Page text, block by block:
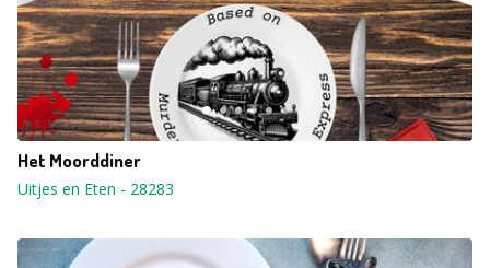
Het Moorddiner
Uitjes en Eten - 28283